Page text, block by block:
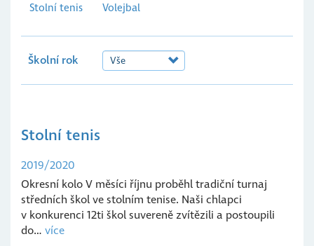
Stolní tenis
Volejbal
Školní rok
Stolní tenis
2019/2020
Okresní kolo V měsíci říjnu proběhl tradiční turnaj
středních škol ve stolním tenise. Naši chlapci
v konkurenci 12ti škol suvereně zvítězili a postoupili
do… více